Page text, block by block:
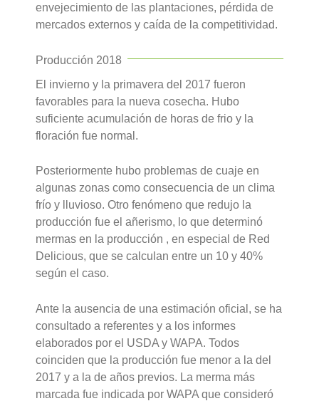
envejecimiento de las plantaciones, pérdida de
mercados externos y caída de la competitividad.
Producción 2018
El invierno y la primavera del 2017 fueron
favorables para la nueva cosecha. Hubo
suficiente acumulación de horas de frio y la
floración fue normal.
Posteriormente hubo problemas de cuaje en
algunas zonas como consecuencia de un clima
frío y lluvioso. Otro fenómeno que redujo la
producción fue el añerismo, lo que determinó
mermas en la producción , en especial de Red
Delicious, que se calculan entre un 10 y 40%
según el caso.
Ante la ausencia de una estimación oficial, se ha
consultado a referentes y a los informes
elaborados por el USDA y WAPA. Todos
coinciden que la producción fue menor a la del
2017 y a la de años previos. La merma más
marcada fue indicada por WAPA que consideró